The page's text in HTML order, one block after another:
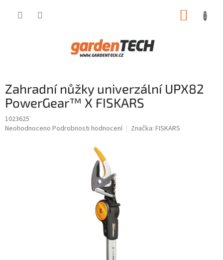
Zahradní nůžky univerzální UPX82
PowerGear™ X FISKARS
1023625
Průměrné
Neohodnoceno Podrobnosti hodnocení Značka: FISKARS